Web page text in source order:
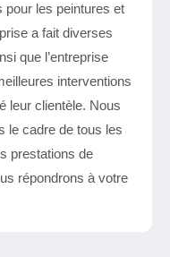
pour les peintures et
a fait diverses
que l’entreprise
interventions
leur clientèle. Nous
le cadre de tous les
prestations de
répondrons à votre